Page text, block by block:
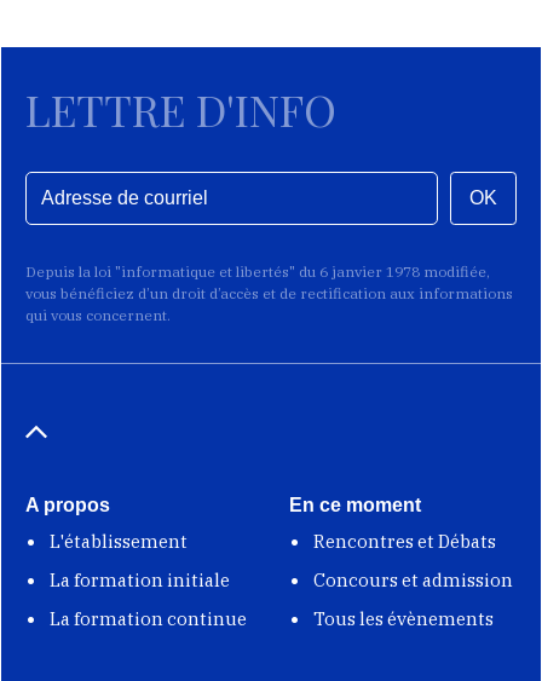
LETTRE D'INFO
OK
Depuis la loi "informatique et libertés" du 6 janvier 1978 modifiée,
vous bénéficiez d’un droit d’accès et de rectification aux informations
qui vous concernent.
A propos
L'établissement
La formation initiale
La formation continue
En ce moment
Rencontres et Débats
Concours et admission
Tous les évènements